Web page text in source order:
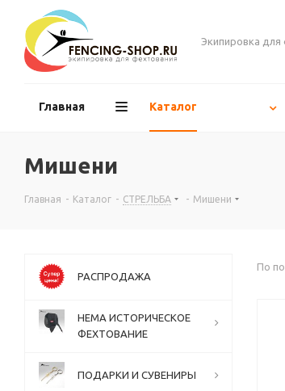
Экипировка для
Главная Каталог
Мишени
Главная - Каталог - СТРЕЛЬБА - Мишени
По
РАСПРОДАЖА
НЕМА ИСТОРИЧЕСКОЕ
ФЕХТОВАНИЕ
ПОДАРКИ И СУВЕНИРЫ